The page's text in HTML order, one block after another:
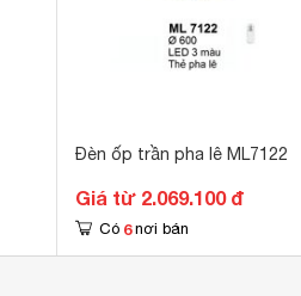
Đèn ốp trần pha lê ML7122
Giá từ 2.069.100 đ
Có 6 nơi bán